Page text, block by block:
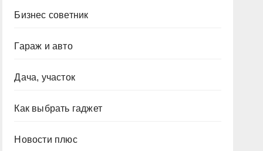
Бизнес советник
Гараж и авто
Дача, участок
Как выбрать гаджет
Новости плюс